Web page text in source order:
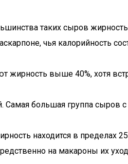
таких сыров жирность
чья калорийность
выше 40%, хотя
большая группа сыров
находится в пределах
на макароны их